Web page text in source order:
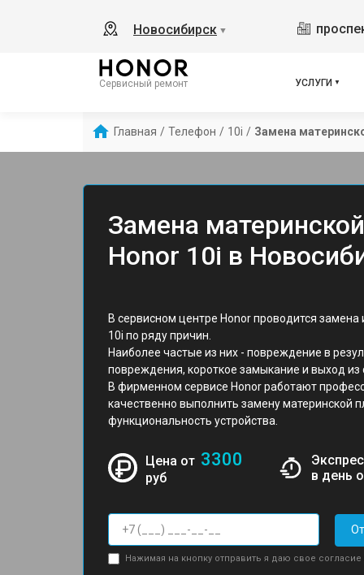
Новосибирск ▼
Сервисный ремонт УСЛУГИ
Главная / Телефон / 10i / Замена
Замена
Honor 10i в
В сервисном центре Honor проводится
10i по ряду причин.
Наиболее частые из них - повреждение в
повреждения, короткое замыкание и выход из
В фирменном сервисе Honor работают
качественно выполнить замену материнской
функциональность устройства.
Цена от 3300
руб
в день
Нажимая на кнопку отправить я даю свое согласие